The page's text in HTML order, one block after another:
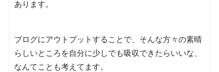
あります。
ブログにアウトプットすることで、そんな方々の素晴
らしいところを自分に少しでも吸収できたらいいな、
なんてことも考えてます。